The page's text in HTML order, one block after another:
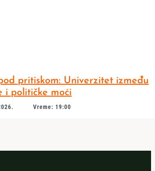
pritiskom: Univerzitet između
i političke moći
Vreme: 19:00